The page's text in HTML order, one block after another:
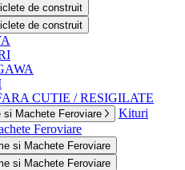
de construit
de construit
CUTIE / RESIGILATE
si Machete Feroviare
Kituri
Feroviare
si Machete Feroviare
si Machete Feroviare